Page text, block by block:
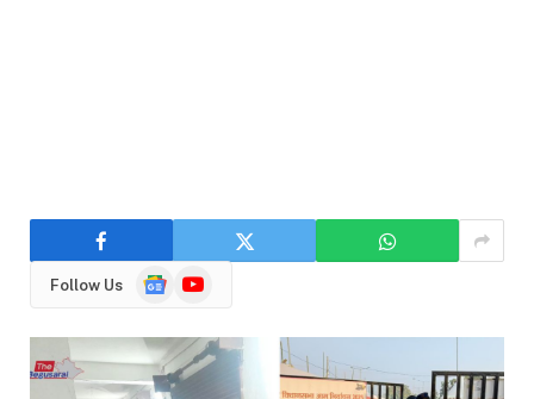
Follow Us
GoogleYouTube